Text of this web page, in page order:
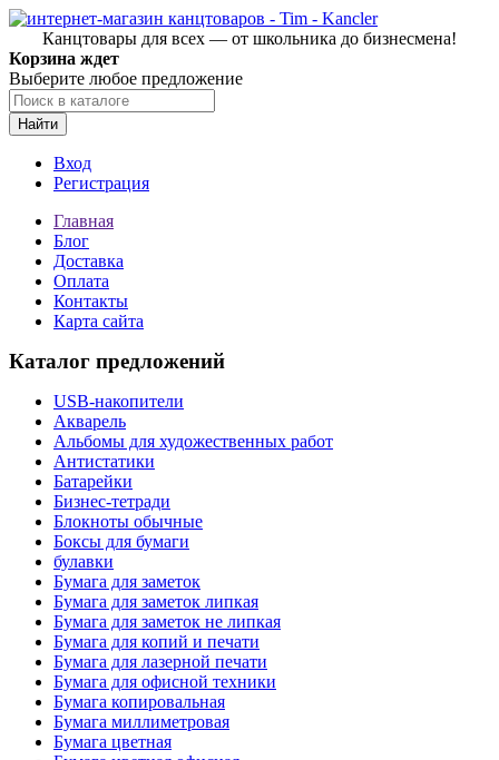
Канцтовары для всех — от школьника до бизнесмена!
Корзина ждет
Выберите любое предложение
Найти
Вход
Регистрация
Главная
Блог
Доставка
Оплата
Контакты
Карта сайта
Каталог предложений
USB-накопители
Акварель
Альбомы для художественных работ
Антистатики
Батарейки
Бизнес-тетради
Блокноты обычные
Боксы для бумаги
булавки
Бумага для заметок
Бумага для заметок липкая
Бумага для заметок не липкая
Бумага для копий и печати
Бумага для лазерной печати
Бумага для офисной техники
Бумага копировальная
Бумага миллиметровая
Бумага цветная